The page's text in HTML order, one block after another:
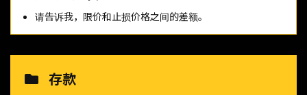
请告诉我，限价和止损价格之间的差额。
存款